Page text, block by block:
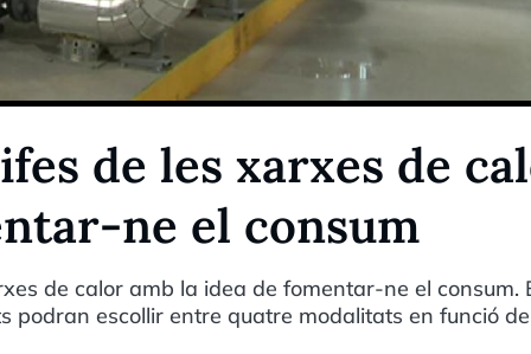
de les xarxes de
ne el consum
de calor amb la idea de fomentar-ne el consum.
podran escollir entre quatre modalitats en funció